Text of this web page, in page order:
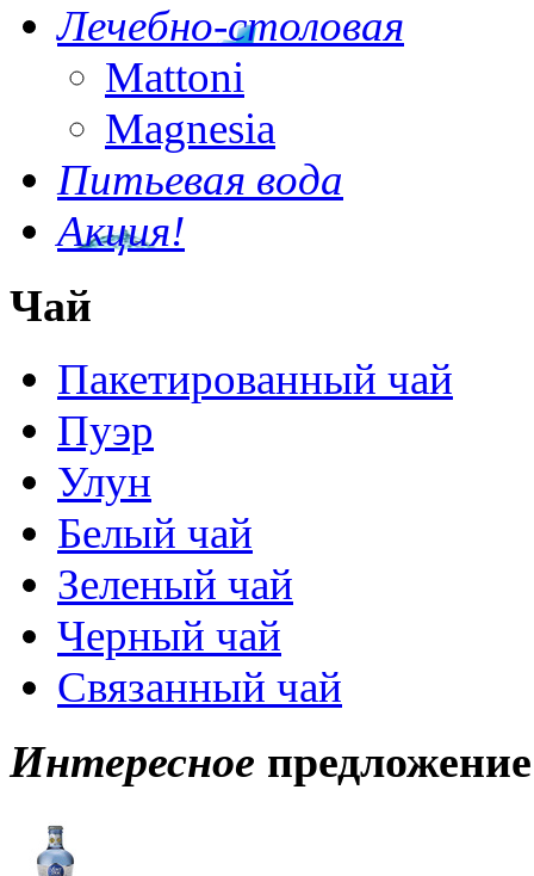
Лечебно-столовая
Mattoni
Magnesia
Питьевая вода
Акция!
Чай
Пакетированный чай
Пуэр
Улун
Белый чай
Зеленый чай
Черный чай
Связанный чай
Интересное предложение